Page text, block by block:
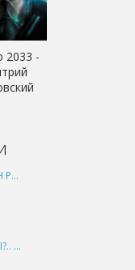
2033 -
БОГИ СТИКСА - ИРЭН РУДКЕВИЧ
ПОЧЕМУ ИМЕННО ТЫ?.. КНИГА 1 - ЕКАТЕРИНА ЮДИНА